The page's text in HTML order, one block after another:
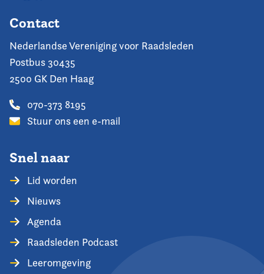
Contact
Nederlandse Vereniging voor Raadsleden
Postbus 30435
2500 GK Den Haag
070-373 8195
Stuur ons een e-mail
Snel naar
Lid worden
Nieuws
Agenda
Raadsleden Podcast
Leeromgeving